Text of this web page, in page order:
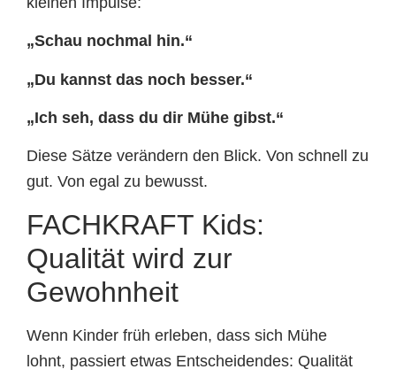
„Schau nochmal hin.“
„Du kannst das noch besser.“
„Ich seh, dass du dir Mühe gibst.“
Diese Sätze verändern den Blick. Von schnell zu
gut. Von egal zu bewusst.
FACHKRAFT Kids:
Qualität wird zur
Gewohnheit
Wenn Kinder früh erleben, dass sich Mühe
lohnt, passiert etwas Entscheidendes: Qualität